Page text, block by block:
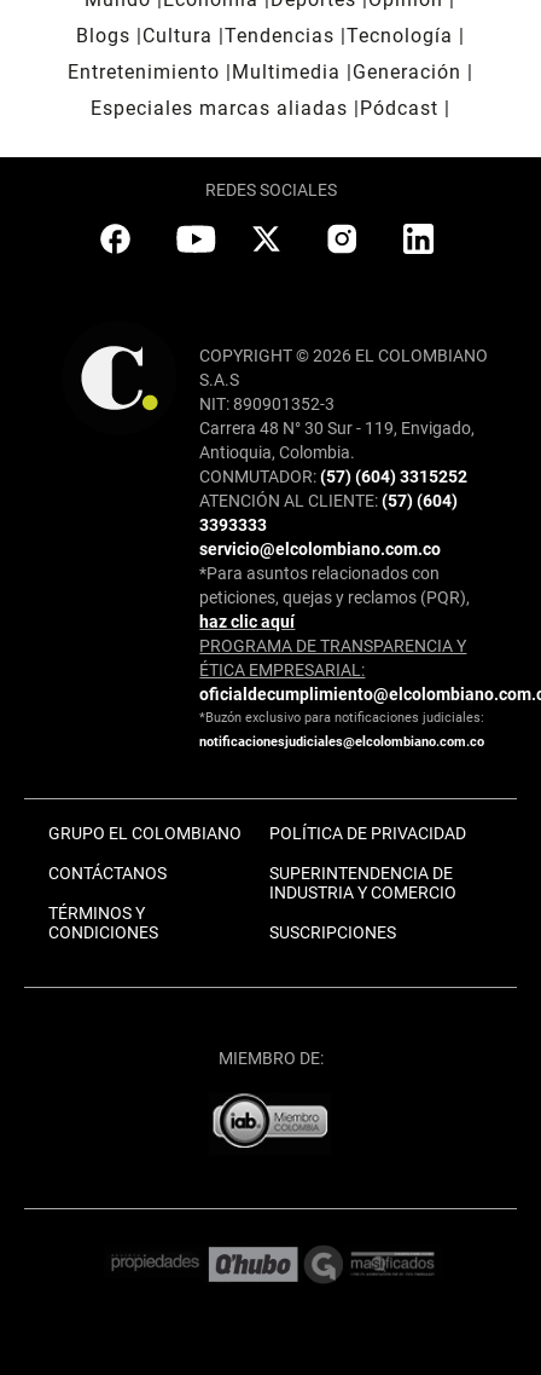
Blogs
Cultura Tendencias Tecnología
Entretenimiento
Multimedia
Generación
Especiales marcas aliadas
Pódcast
REDES SOCIALES
COPYRIGHT © 2026 EL COLOMBIANO
S.A.S
NIT: 890901352-3
Carrera 48 N° 30 Sur - 119, Envigado,
Antioquia, Colombia.
CONMUTADOR:(57) (604) 3315252
ATENCIÓN AL CLIENTE:(57) (604)
3393333
servicio@elcolombiano.com.co
*Para asuntos relacionados con
peticiones, quejas y reclamos (PQR),
haz clic aquí
PROGRAMA DE TRANSPARENCIA Y
ÉTICA EMPRESARIAL:
*Buzón exclusivo para notificaciones judiciales:
notificacionesjudiciales@elcolombiano.com.co
GRUPO EL COLOMBIANO
CONTÁCTANOS
TÉRMINOS Y
CONDICIONES
POLÍTICA DE PRIVACIDAD
SUPERINTENDENCIA DE
INDUSTRIA Y COMERCIO
SUSCRIPCIONES
MIEMBRO DE: